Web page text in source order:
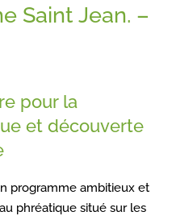
Saint Jean. –
pour la
et découverte
programme ambitieux et
phréatique situé sur les